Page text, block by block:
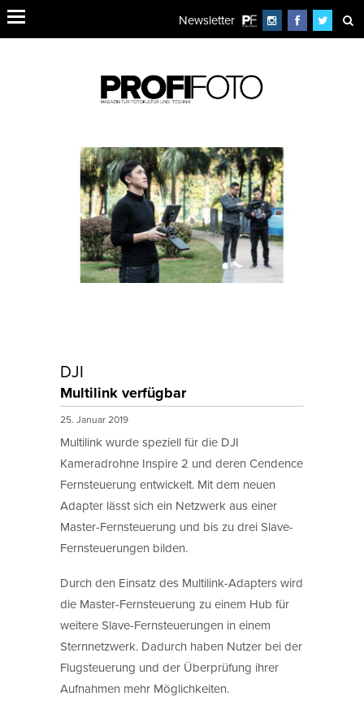
Newsletter
DJI
Multilink verfügbar
25. Januar 2019
Multilink wurde speziell für die DJI
Kameradrohne Inspire 2 und deren Cendence
Fernsteuerung entwickelt. Mit dem neuen
Adapter lässt sich ein Netzwerk aus einer
Master-Fernsteuerung und bis zu drei Slave-
Fernsteuerungen bilden.
Durch den Einsatz des Multilink-Adapters wird
die Master-Fernsteuerung zu einem Hub für
weitere Slave-Fernsteuerungen in einem
Sternnetzwerk. Dadurch haben Nutzer bei der
Flugsteuerung und der Überprüfung ihrer
Aufnahmen mehr Möglichkeiten.